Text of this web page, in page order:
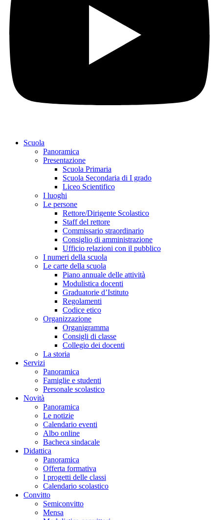
Scuola
Panoramica
Presentazione
Scuola Primaria
Scuola Secondaria di I grado
Liceo Scientifico
I luoghi
Le persone
Rettore/Dirigente Scolastico
Staff del rettore
Commissario straordinario
Consiglio di amministrazione
Ufficio relazioni con il pubblico
I numeri della scuola
Le carte della scuola
Piano annuale delle attività
Modulistica docenti
Graduatorie d’Istituto
Regolamenti
Codice etico
Organizzazione
Organigramma
Consigli di classe
Collegio dei docenti
La storia
Servizi
Panoramica
Famiglie e studenti
Personale scolastico
Novità
Panoramica
Le notizie
Calendario eventi
Albo online
Bacheca sindacale
Didattica
Panoramica
Offerta formativa
I progetti delle classi
Calendario scolastico
Convitto
Semiconvitto
Mensa